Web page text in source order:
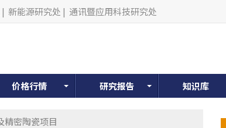
| 新能源研究处 | 通讯暨应用科技研究处
价格行情 研究报告 知识库
精密陶瓷项目